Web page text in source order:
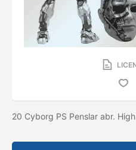
20 Cyborg PS Penslar abr.